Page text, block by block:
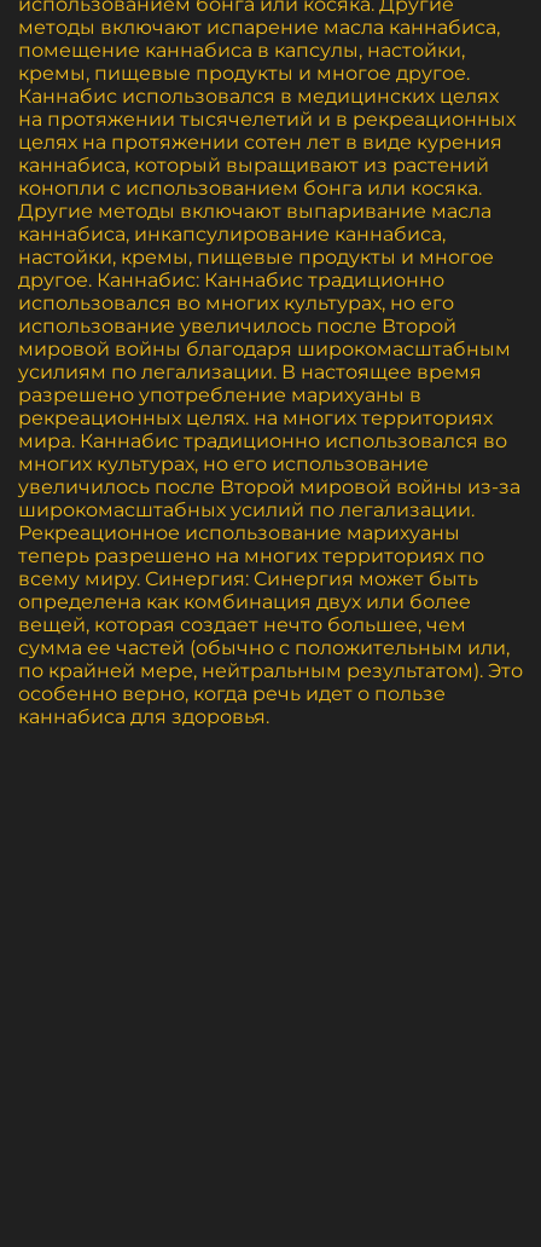
методы включают испарение масла каннабиса,
помещение каннабиса в капсулы, настойки,
кремы, пищевые продукты и многое другое.
Каннабис использовался в медицинских целях
на протяжении тысячелетий и в рекреационных
целях на протяжении сотен лет в виде курения
каннабиса, который выращивают из растений
конопли с использованием бонга или косяка.
Другие методы включают выпаривание масла
каннабиса, инкапсулирование каннабиса,
настойки, кремы, пищевые продукты и многое
другое. Каннабис: Каннабис традиционно
использовался во многих культурах, но его
использование увеличилось после Второй
мировой войны благодаря широкомасштабным
усилиям по легализации. В настоящее время
разрешено употребление марихуаны в
рекреационных целях. на многих территориях
мира. Каннабис традиционно использовался во
многих культурах, но его использование
увеличилось после Второй мировой войны из-за
широкомасштабных усилий по легализации.
Рекреационное использование марихуаны
теперь разрешено на многих территориях по
всему миру. Синергия: Синергия может быть
определена как комбинация двух или более
вещей, которая создает нечто большее, чем
сумма ее частей (обычно с положительным или,
по крайней мере, нейтральным результатом). Это
особенно верно, когда речь идет о пользе
каннабиса для здоровья.